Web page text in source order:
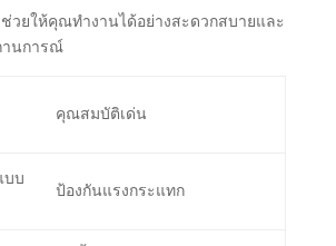
ช่วยให้คุณทำงานได้อย่างสะดวกสบายและ
านการณ์
คุณสมบัติเด่น
บบ
ป้องกันแรงกระแทก